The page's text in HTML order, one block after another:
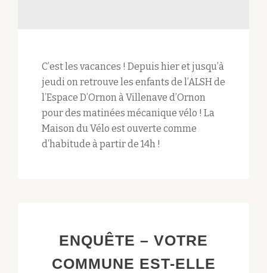
C’est les vacances ! Depuis hier et jusqu’à
jeudi on retrouve les enfants de l’ALSH de
l’Espace D’Ornon à Villenave d’Ornon
pour des matinées mécanique vélo ! La
Maison du Vélo est ouverte comme
d’habitude à partir de 14h !
ENQUÊTE – VOTRE
COMMUNE EST-ELLE